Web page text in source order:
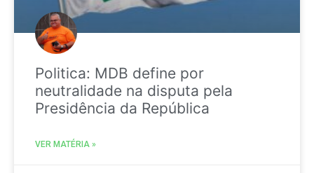
Politica: MDB define por
neutralidade na disputa pela
Presidência da República
VER MATÉRIA »